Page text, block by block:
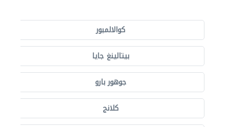
كوالالمبور
بيتالينغ جايا
جوهور بارو
كلانج